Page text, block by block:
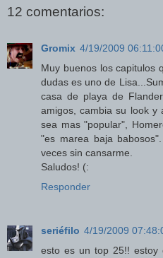
12 comentarios:
Gromix 4/19/2009
Muy buenos los capitulos
dudas es uno de
casa de playa de
amigos, cambia su look y
sea mas "popular",
"es marea baja
veces sin cansarme.
Saludos! (:
Responder
seriéfilo 4/19/2009
esto es un top 25!! estoy